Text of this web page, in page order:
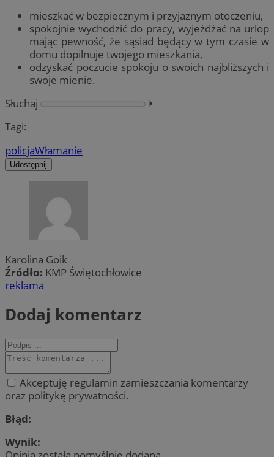
mieszkać w bezpiecznym i przyjaznym otoczeniu,
spokojnie wychodzić do pracy, wyjeżdżać na urlop
mając pewność, że sąsiad będący w tym czasie w
domu dopilnuje twojego mieszkania,
odzyskać poczucie spokoju o swoich najbliższych i
swoje mienie.
Słuchaj
⏵︎
Tagi:
policjaWłamanie
Udostępnij
Karolina Goik
Źródło: KMP Świętochłowice
reklama
Dodaj komentarz
Akceptuję regulamin zamieszczania komentarzy
oraz politykę prywatności.
Błąd:
Wynik: